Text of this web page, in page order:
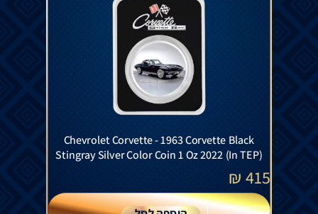
Chevrolet Corvette - 1963 Corvette Black
Stingray Silver Color Coin 1 Oz 2022 (In TEP)
415
₪